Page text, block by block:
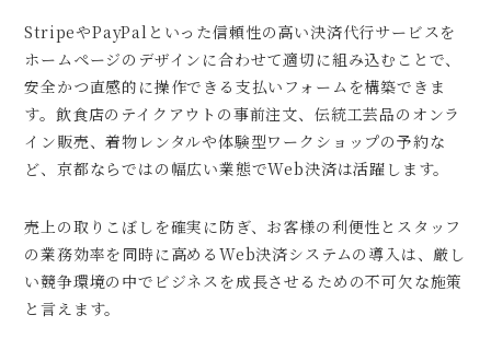
StripeやPayPalといった信頼性の高い決済代行サービスを
ホームページのデザインに合わせて適切に組み込むことで、
安全かつ直感的に操作できる支払いフォームを構築できま
す。飲食店のテイクアウトの事前注文、伝統工芸品のオンラ
イン販売、着物レンタルや体験型ワークショップの予約な
ど、京都ならではの幅広い業態でWeb決済は活躍します。
売上の取りこぼしを確実に防ぎ、お客様の利便性とスタッフ
の業務効率を同時に高めるWeb決済システムの導入は、厳し
い競争環境の中でビジネスを成長させるための不可欠な施策
と言えます。